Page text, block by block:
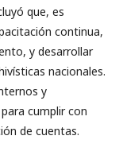
que, es
continua,
y desarrollar
nacionales.
y
cumplir con
de cuentas.